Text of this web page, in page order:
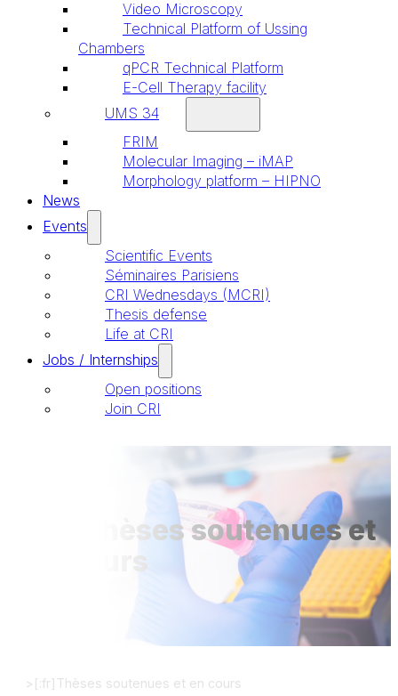
Video Microscopy
Technical Platform of Ussing
Chambers
qPCR Technical Platform
E-Cell Therapy facility
UMS 34
FRIM
Molecular Imaging – iMAP
Morphology platform – HIPNO
News
Events
Scientific Events
Séminaires Parisiens
CRI Wednesdays (MCRI)
Thesis defense
Life at CRI
Jobs / Internships
Open positions
Join CRI
[:fr]Thèses soutenues et
en cours
> [:fr]Thèses soutenues et en cours